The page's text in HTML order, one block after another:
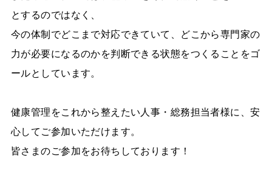
とするのではなく、
今の体制でどこまで対応できていて、どこから専門家の
力が必要になるのかを判断できる状態をつくることをゴ
ールとしています。
健康管理をこれから整えたい人事・総務担当者様に、安
心してご参加いただけます。
皆さまのご参加をお待ちしております！